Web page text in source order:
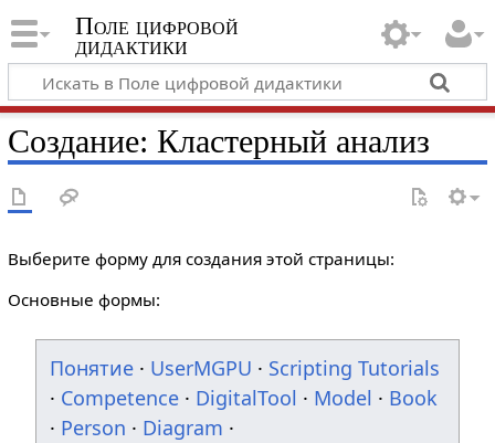
Поле цифровой
дидактики
Создание: Кластерный анализ
Выберите форму для создания этой страницы:
Основные формы:
Понятие · UserMGPU · Scripting Tutorials
· Competence · DigitalTool · Model · Book
· Person · Diagram ·